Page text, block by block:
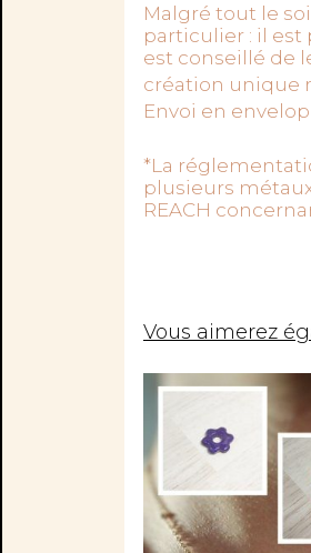
Malgré tout le
particulier : il est
est conseillé de
création unique
Envoi en
*La
plusieurs
REACH
Vous aimerez